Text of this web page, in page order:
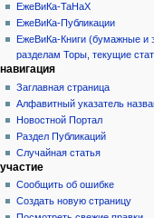
ЕжеВиКа-ТаНаХ
ЕжеВиКа-Публикации
ЕжеВиКа-Книги (бумажные и
разделам Торы, текущие
навигация
Заглавная страница
Алфавитный указатель
Новостной Портал
Раздел Публикаций
Случайная статья
участие
Сообщить об ошибке
Создать новую страницу